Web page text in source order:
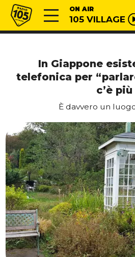
Vai al contenuto
Radio 105 ON AIR
105 VILLAGE
In Giappone
telefonica per
c’è più
È davvero un